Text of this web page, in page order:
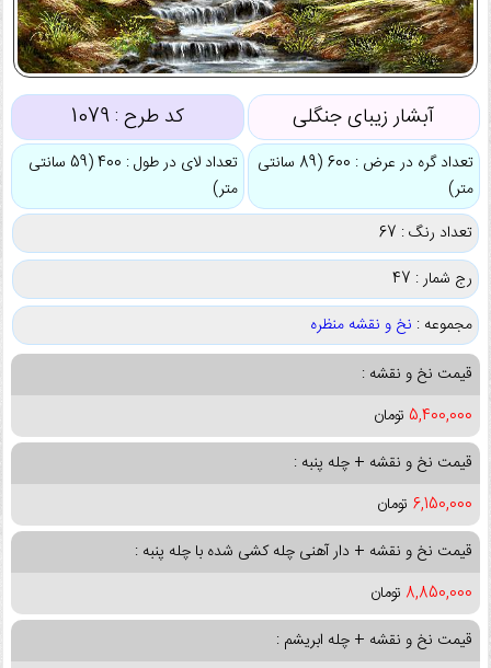
آبشار زیبای جنگلی کد طرح :1079
تعداد گره در عرض : 600 (89 سانتی
متر)
تعداد لای در طول : 400 (59 سانتی
متر)
تعداد رنگ : 67
رج شمار : 47
مجموعه : نخ و نقشه منظره
قیمت نخ و نقشه :
5,400,000 تومان
قیمت نخ و نقشه + چله پنبه :
6,150,000 تومان
قیمت نخ و نقشه + دار آهنی چله کشی شده با چله پنبه :
8,850,000 تومان
قیمت نخ و نقشه + چله ابریشم :